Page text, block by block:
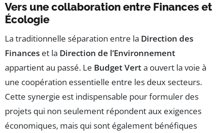
Vers une collaboration entre Finances et
Écologie
La traditionnelle séparation entre la Direction des
Finances et la Direction de l’Environnement
appartient au passé. Le Budget Verta ouvert la voie à
une coopération essentielle entre les deux secteurs.
Cette synergie est indispensable pour formuler des
projets qui non seulement répondent aux exigences
économiques, mais qui sont également bénéfiques